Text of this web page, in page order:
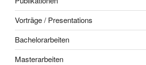
Vorträge / Presentations
Bachelorarbeiten
Masterarbeiten